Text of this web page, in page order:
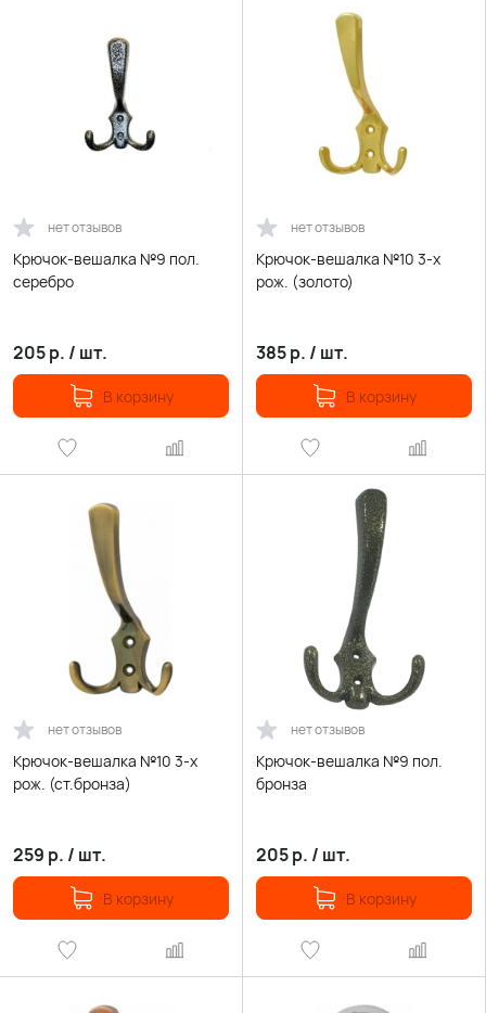
нет отзывов
Крючок-вешалка №9 пол.
серебро
205р. / шт.
В корзину
нет отзывов
Крючок-вешалка №10 3-х
рож. (золото)
385р. / шт.
В корзину
нет отзывов
Крючок-вешалка №10 3-х
рож. (ст.бронза)
259 р. / шт.
В корзину
нет отзывов
Крючок-вешалка №9 пол.
бронза
205р. / шт.
В корзину